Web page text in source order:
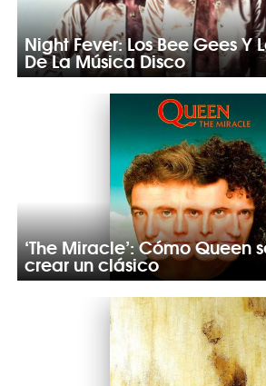
Night Fever: Los Bee Gees Y
De La Música Disco
‘The Miracle’: Cómo Queen
crear un clásico